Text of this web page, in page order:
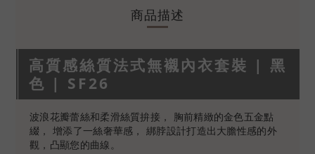
商品描述
高質感絲質法式無襯內衣套裝 | 黑
色 | SF26
波浪花瓣蕾絲和柔滑絲質拚接， 胸前精緻的金色五金點
綴， 增添了一絲奢華感， 綁脖設計打造出大膽性感的外
觀，凸顯您的曲線。